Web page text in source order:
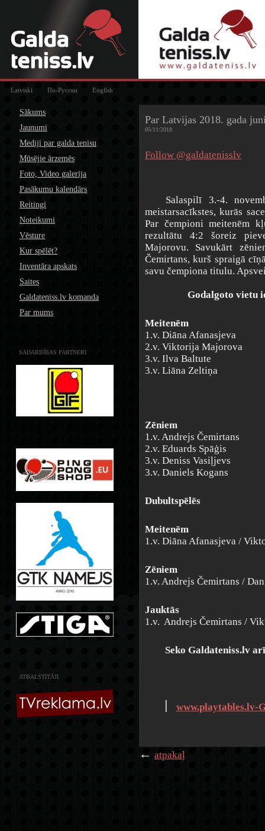
Latviski По-Русски English
Sākums
Jaunumi
Mediji par galda tenisu
Mūsējie ārzemēs
Foto, Video galerija
Pasākumu kalendārs
Reitingi
Noteikumi
Vēsture
Kur spēlēt?
Inventāra apskats
Saites
Galdateniss.lv komanda
Par mums
SADARBĪBAS PARTNERI
ATBALSTĪTĀJI
Par Latvijas 2018. gada
05/11/2018
Follow @galdatenisslv
Salaspilī 3.-4.
meistarsacīkstes, kurās
Par čempioni meitenēm
rezultātu 4:2 šoreiz
Majorovu. Savukārt
Čemirtans, kurš spraigā
savu čempiona titulu.
Godalgoto vietu
Meitenēm
1.v. Diāna Afanasjeva
2.v. Viktorija Majorova
3.v. Ilva Baltute
3.v. Liāna Zeltiņa
Zēniem
1.v. Andrejs Čemirtans
2.v. Eduards Spāģis
3.v. Deniss Vasiļjevs
3.v. Daniels Kogans
Dubultspēlēs
Meitenēm
1.v. Diāna Afanasjeva /
Zēniem
1.v. Andrejs Čemirtans /
Jauktās
1.v. Andrejs Čemirtans /
Seko Galdateniss.lv
www.playtables.lv-
← atpakaļ